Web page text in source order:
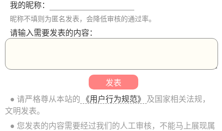
我的昵称：
昵称不填则为匿名发表，会降低审核的通过率。
请输入需要发表的内容：
● 请严格尊从本站的 《用户行为规范》
及国家相关法规，
文明发表。
● 您发表的内容需要经过我们的人工审核，不能马上展现属